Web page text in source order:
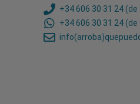
+34 606 30 31 24 (de
+34 606 30 31 24 (de